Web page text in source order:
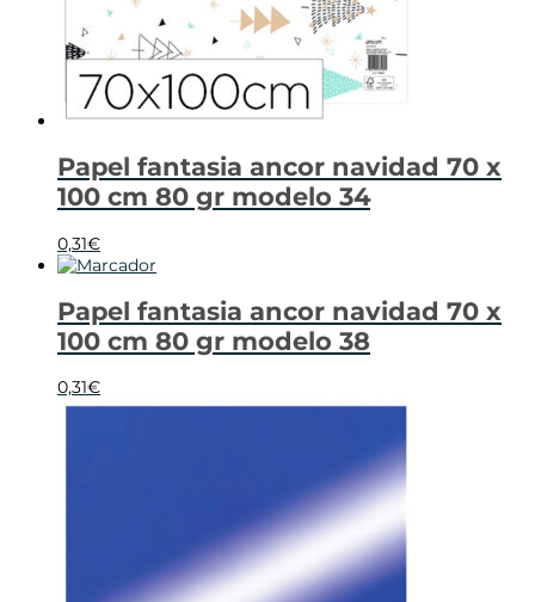
Papel fantasia ancor navidad 70 x
100 cm 80 gr modelo 34
0,31€
Papel fantasia ancor navidad 70 x
100 cm 80 gr modelo 38
0,31€